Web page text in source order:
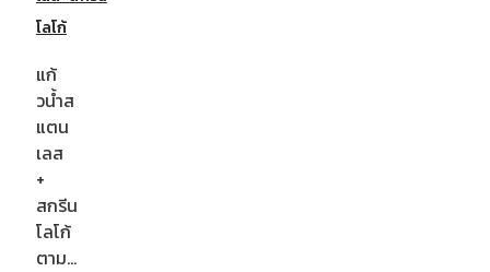
โลโก้
แก้
วน้ำส
แตน
เลส
+
สกรีน
โลโก้
ตาม…